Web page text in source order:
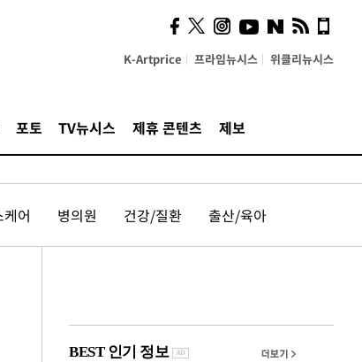
K-Artprice 프라임뉴시스 위클리뉴시스
포토 TV뉴시스 제휴 콘텐츠 제보
어 병의원 건강/질환 출산/육아
시, 스마트폰 액세서리에
NFC 더했다